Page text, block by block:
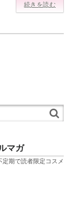
続きを読む
マガ
定期で読者限定コスメ